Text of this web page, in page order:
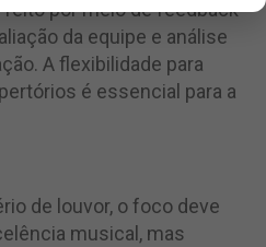
por meio de feedback
da equipe e análise
A flexibilidade para
é essencial para a
de louvor, o foco deve
musical, mas